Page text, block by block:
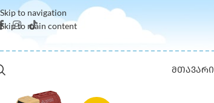
Skip to navigation
Skip to main content
ᲛᲗᲐᲕᲐᲠᲘ